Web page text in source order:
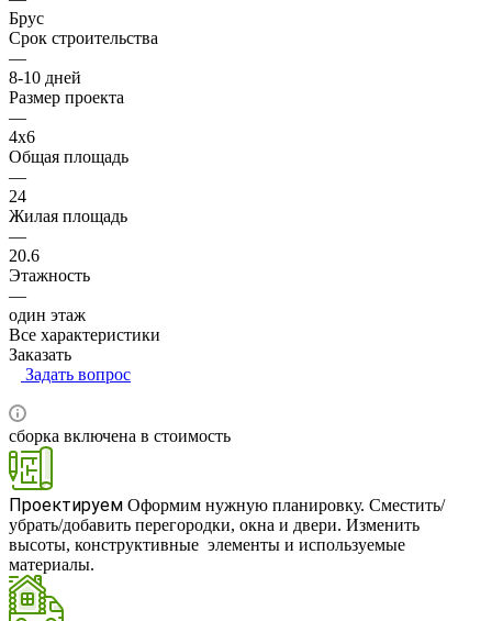
Брус
Срок строительства
—
8-10 дней
Размер проекта
—
4x6
Общая площадь
—
24
Жилая площадь
—
20.6
Этажность
—
один этаж
Все характеристики
Заказать
Задать вопрос
сборка включена в стоимость
RUB
Проектируем Оформим нужную планировку. Сместить/
убрать/добавить перегородки, окна и двери. Изменить
высоты, конструктивные элементы и используемые
материалы.